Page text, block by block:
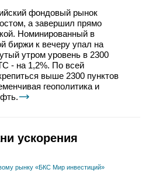
фондовый рынок
а завершил прямо
Номинированный в
биржи к вечеру упал на
утром уровень в 2300
- на 1,2%. По всей
выше 2300 пунктов
геополитика и
ускорения
рынку «БКС Мир инвестиций»